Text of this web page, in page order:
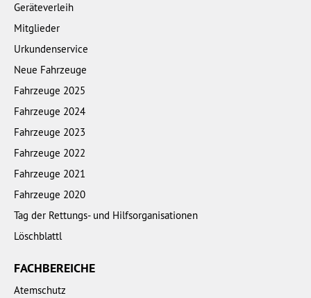
Geräteverleih
Mitglieder
Urkundenservice
Neue Fahrzeuge
Fahrzeuge 2025
Fahrzeuge 2024
Fahrzeuge 2023
Fahrzeuge 2022
Fahrzeuge 2021
Fahrzeuge 2020
Tag der Rettungs- und Hilfsorganisationen
Löschblattl
FACHBEREICHE
Atemschutz